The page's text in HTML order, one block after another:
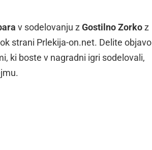
v sodelovanju z Gostilno Zorkoz
strani Prlekija-on.net. Delite objavo
ki boste v nagradni igri sodelovali,